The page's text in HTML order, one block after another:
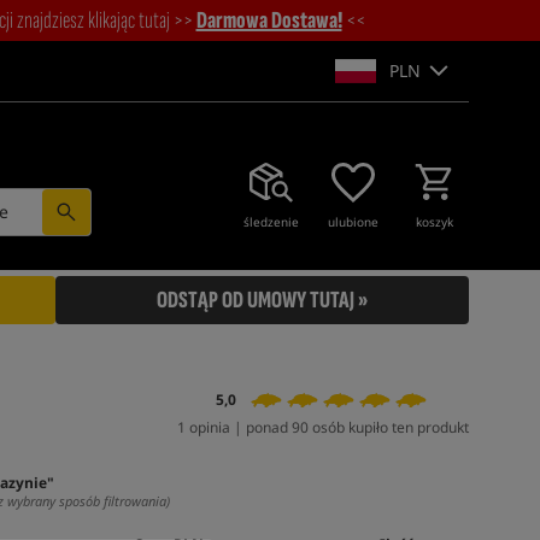
znajdziesz klikając tutaj >>Darmowa Dostawa! <<
PLN
śledzenie ulubione koszyk
ODSTĄP OD UMOWY TUTAJ »
5,0
1 opinia | ponad 90 osób kupiło ten produkt
wybrany sposób filtrowania)